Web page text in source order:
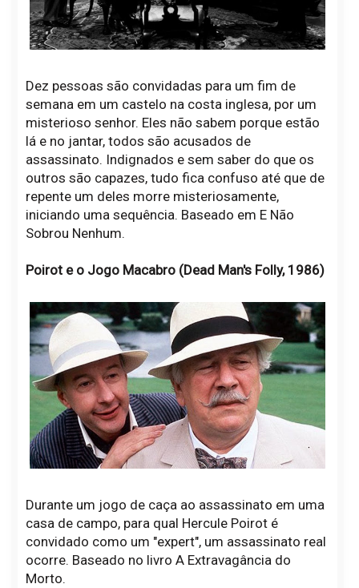
Dez pessoas são convidadas para um fim de
semana em um castelo na costa inglesa, por um
misterioso senhor. Eles não sabem porque estão
lá e no jantar, todos são acusados de
assassinato. Indignados e sem saber do que os
outros são capazes, tudo fica confuso até que de
repente um deles morre misteriosamente,
iniciando uma sequência. Baseado em E Não
Sobrou Nenhum.
Poirot e o Jogo Macabro (Dead Man's Folly, 1986)
Durante um jogo de caça ao assassinato em uma
casa de campo, para qual Hercule Poirot é
convidado como um "expert", um assassinato real
ocorre. Baseado no livro A Extravagância do
Morto.